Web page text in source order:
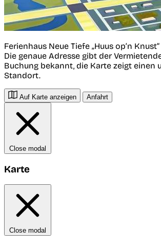
Ferienhaus Neue Tiefe „Huus op‘n Knust“
Die genaue Adresse gibt der
Buchung bekannt, die Karte zeigt einen
Standort.
Auf Karte anzeigen Anfahrt
Close modal
Karte
Close modal